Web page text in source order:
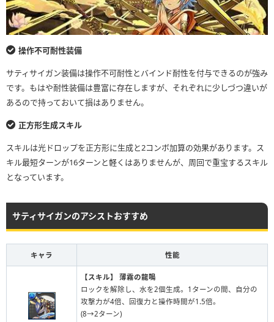
操作不可耐性装備
サティサイガン装備は操作不可耐性とバインド耐性を付与できるのが強み
です。もはや耐性装備は豊富に存在しますが、それぞれに少しづつ違いが
あるので持っておいて損はありません。
正方形生成スキル
スキルは光ドロップを正方形に生成と2コンボ加算の効果があります。ス
キル最短ターンが16ターンと軽くはありませんが、周回で重宝するスキル
となっています。
サティサイガンのアシストおすすめ
キャラ 性能
【スキル】
薄霧の龍鳴
ロックを解除し、水を2個生成。1ターンの間、自分の
攻撃力が4倍、回復力と操作時間が1.5倍。
(8→2ターン)